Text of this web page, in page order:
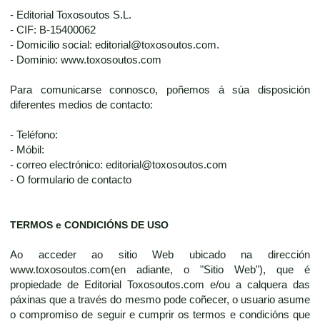
- Editorial Toxosoutos S.L.
- CIF: B-15400062
- Domicilio social: editorial@toxosoutos.com.
- Dominio: www.toxosoutos.com
Para comunicarse connosco, poñemos á súa disposición
diferentes medios de contacto:
- Teléfono:
- Móbil:
- correo electrónico: editorial@toxosoutos.com
- O formulario de contacto
TERMOS e CONDICIÓNS DE USO
Ao acceder ao sitio Web ubicado na dirección
www.toxosoutos.com(en adiante, o "Sitio Web"), que é
propiedade de Editorial Toxosoutos.com e/ou a calquera das
páxinas que a través do mesmo pode coñecer, o usuario asume
o compromiso de seguir e cumprir os termos e condicións que